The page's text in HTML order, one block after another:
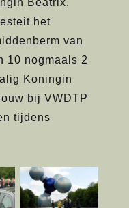
Beatrix.
het
van
10 nogmaals 2
Koningin
bij VWDTP
tijdens